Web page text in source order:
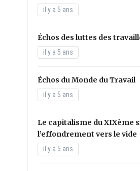
il y a 5 ans
Échos des luttes des
il y a 5 ans
Échos du Monde du Travail
il y a 5 ans
Le capitalisme du XIXème
l’effondrement vers le vide
il y a 5 ans